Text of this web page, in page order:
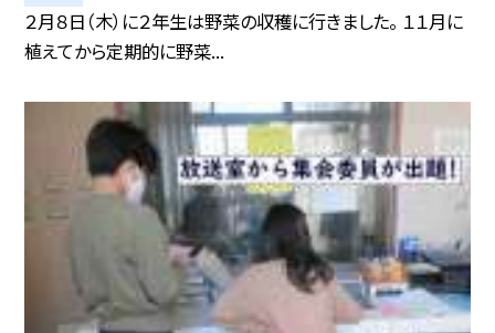
２月８日（木）に２年生は野菜の収穫に行きました。 １１月に
植えてから定期的に野菜...